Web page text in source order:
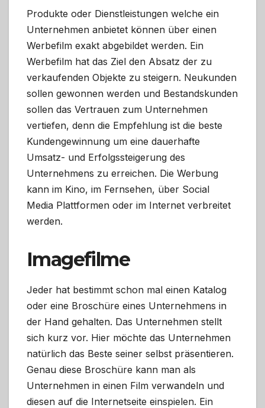
Produkte oder Dienstleistungen welche ein
Unternehmen anbietet können über einen
Werbefilm exakt abgebildet werden. Ein
Werbefilm hat das Ziel den Absatz der zu
verkaufenden Objekte zu steigern. Neukunden
sollen gewonnen werden und Bestandskunden
sollen das Vertrauen zum Unternehmen
vertiefen, denn die Empfehlung ist die beste
Kundengewinnung um eine dauerhafte
Umsatz- und Erfolgssteigerung des
Unternehmens zu erreichen. Die Werbung
kann im Kino, im Fernsehen, über Social
Media Plattformen oder im Internet verbreitet
werden.
Imagefilme
Jeder hat bestimmt schon mal einen Katalog
oder eine Broschüre eines Unternehmens in
der Hand gehalten. Das Unternehmen stellt
sich kurz vor. Hier möchte das Unternehmen
natürlich das Beste seiner selbst präsentieren.
Genau diese Broschüre kann man als
Unternehmen in einen Film verwandeln und
diesen auf die Internetseite einspielen. Ein